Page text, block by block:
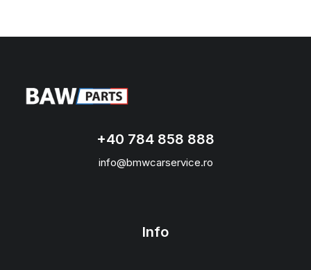
+40 784 858 888
info@bmwcarservice.ro
Info